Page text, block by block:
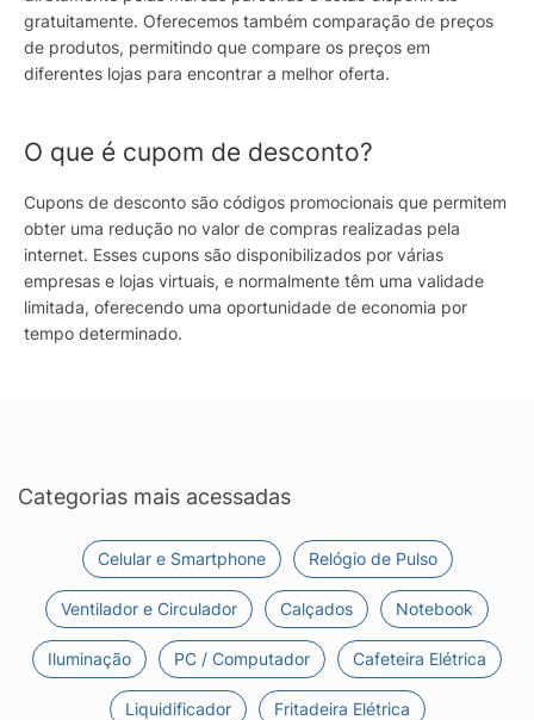
gratuitamente. Oferecemos também comparação de preços
de produtos, permitindo que compare os preços em
diferentes lojas para encontrar a melhor oferta.
O que é cupom de desconto?
Cupons de desconto são códigos promocionais que permitem
obter uma redução no valor de compras realizadas pela
internet. Esses cupons são disponibilizados por várias
empresas e lojas virtuais, e normalmente têm uma validade
limitada, oferecendo uma oportunidade de economia por
tempo determinado.
Categorias mais acessadas
Celular e Smartphone Relógio de Pulso
Ventilador e Circulador Calçados Notebook
Iluminação PC / Computador Cafeteira Elétrica
Liquidificador Fritadeira Elétrica